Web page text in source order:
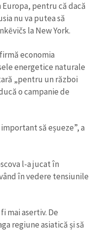
pentru că dacă
nu va putea să
la New York.
economia
energetice naturale
„pentru un război
o campanie de
să eșueze”, a
l-a jucat în
în vedere tensiunile
mai asertiv. De
regiune asiatică și să